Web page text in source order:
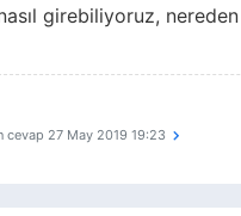
girebiliyoruz,
cevap 27 May 2019 19:23